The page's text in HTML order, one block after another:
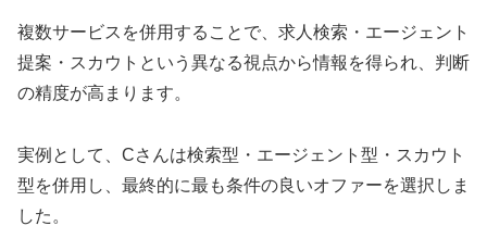
複数サービスを併用することで、求人検索・エージェント
提案・スカウトという異なる視点から情報を得られ、判断
の精度が高まります。
実例として、Cさんは検索型・エージェント型・スカウト
型を併用し、最終的に最も条件の良いオファーを選択しま
した。